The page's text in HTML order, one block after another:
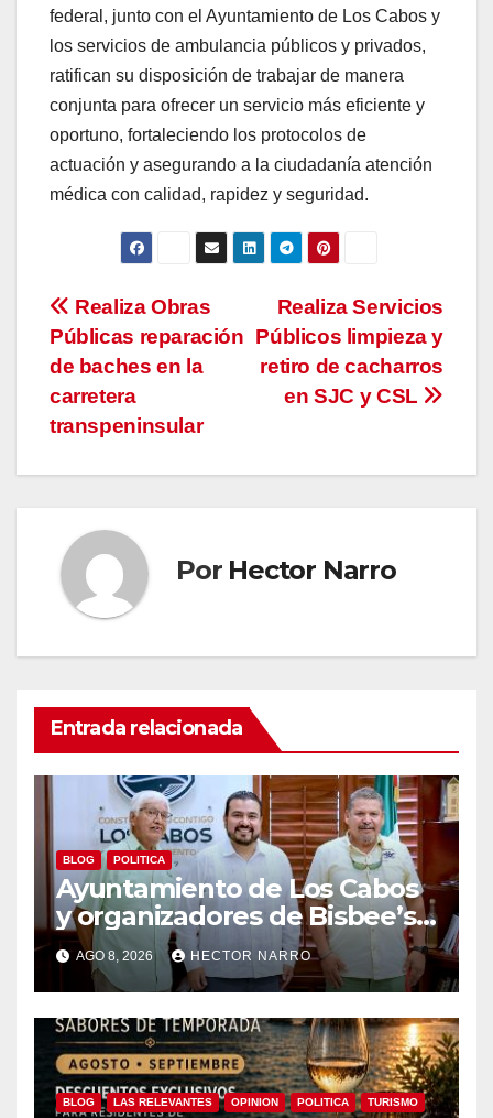
federal, junto con el Ayuntamiento de Los Cabos y
los servicios de ambulancia públicos y privados,
ratifican su disposición de trabajar de manera
conjunta para ofrecer un servicio más eficiente y
oportuno, fortaleciendo los protocolos de
actuación y asegurando a la ciudadanía atención
médica con calidad, rapidez y seguridad.
Navegación
de
entradas
Realiza Servicios
Públicos limpieza y
retiro de cacharros
en SJC y CSL
Realiza Obras
Públicas reparación
de baches en la
carretera
transpeninsular
Por Hector Narro
Entrada relacionada
BLOG POLITICA
Ayuntamiento de Los Cabos
y organizadores de Bisbee’s
coordinan acciones para
edición 2026
AGO 8, 2026 HECTOR NARRO
BLOG LAS RELEVANTES OPINION POLITICA TURISMO